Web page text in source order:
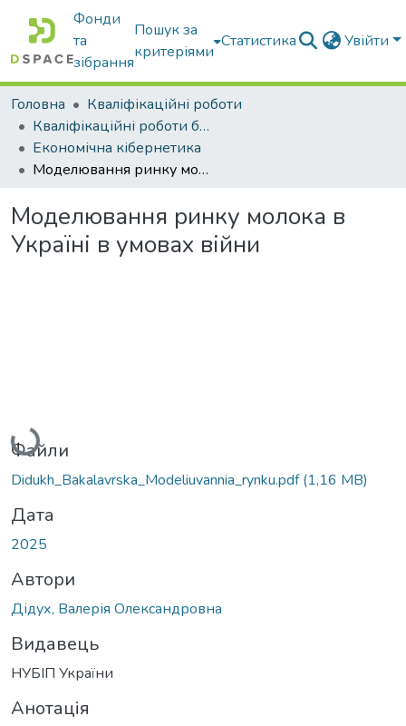
Фонди
та
зібрання
Пошук за
критеріями
Статистика Увійти
Головна
Кваліфікаційні роботи
Кваліфікаційні роботи бакалаврів
Економічна кібернетика
Моделювання ринку молока в Україні в умовах війни
Моделювання ринку молока в
Україні в умовах війни
Вантажиться...
Файли
Didukh_Bakalavrska_Modeliuvannia_rynku.pdf(1,16 MB)
Дата
2025
Автори
Дідух, Валерія Олександровна
Видавець
НУБІП України
Анотація